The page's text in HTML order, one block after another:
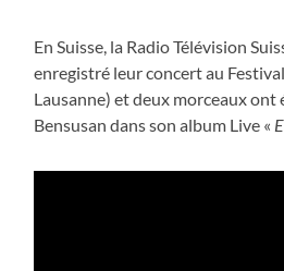
En Suisse, la Radio Télévision
enregistré leur concert au
Lausanne) et deux morceaux ont
Bensusan dans son album Live «